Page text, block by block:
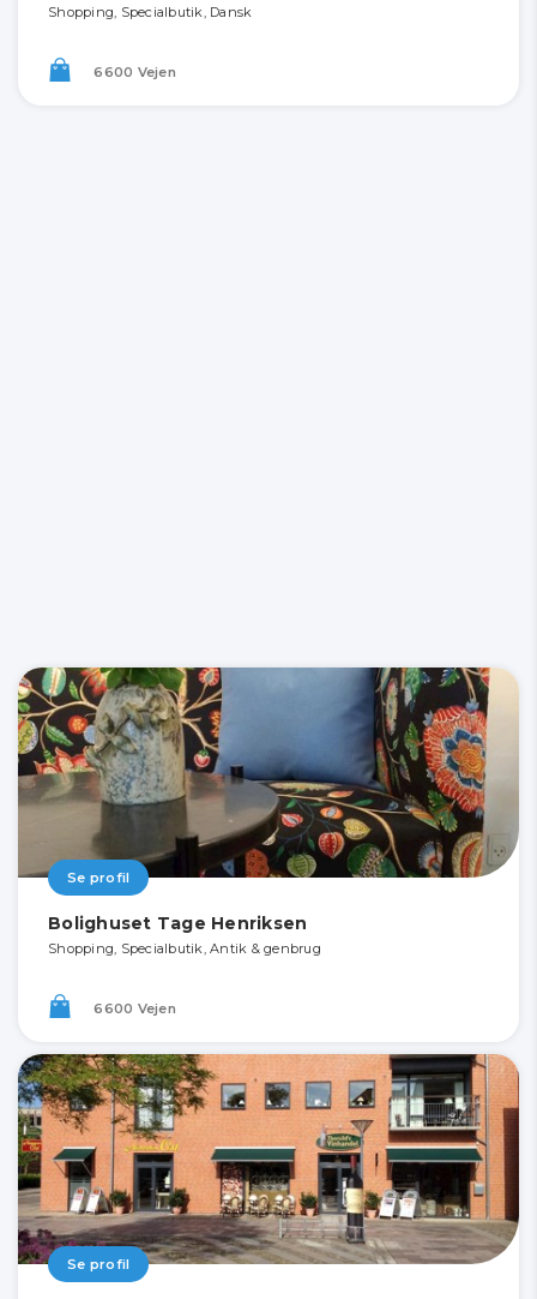
Shopping, Specialbutik, Dansk
6600 Vejen
Se profil
Bolighuset Tage Henriksen
Shopping, Specialbutik, Antik & genbrug
6600 Vejen
Se profil